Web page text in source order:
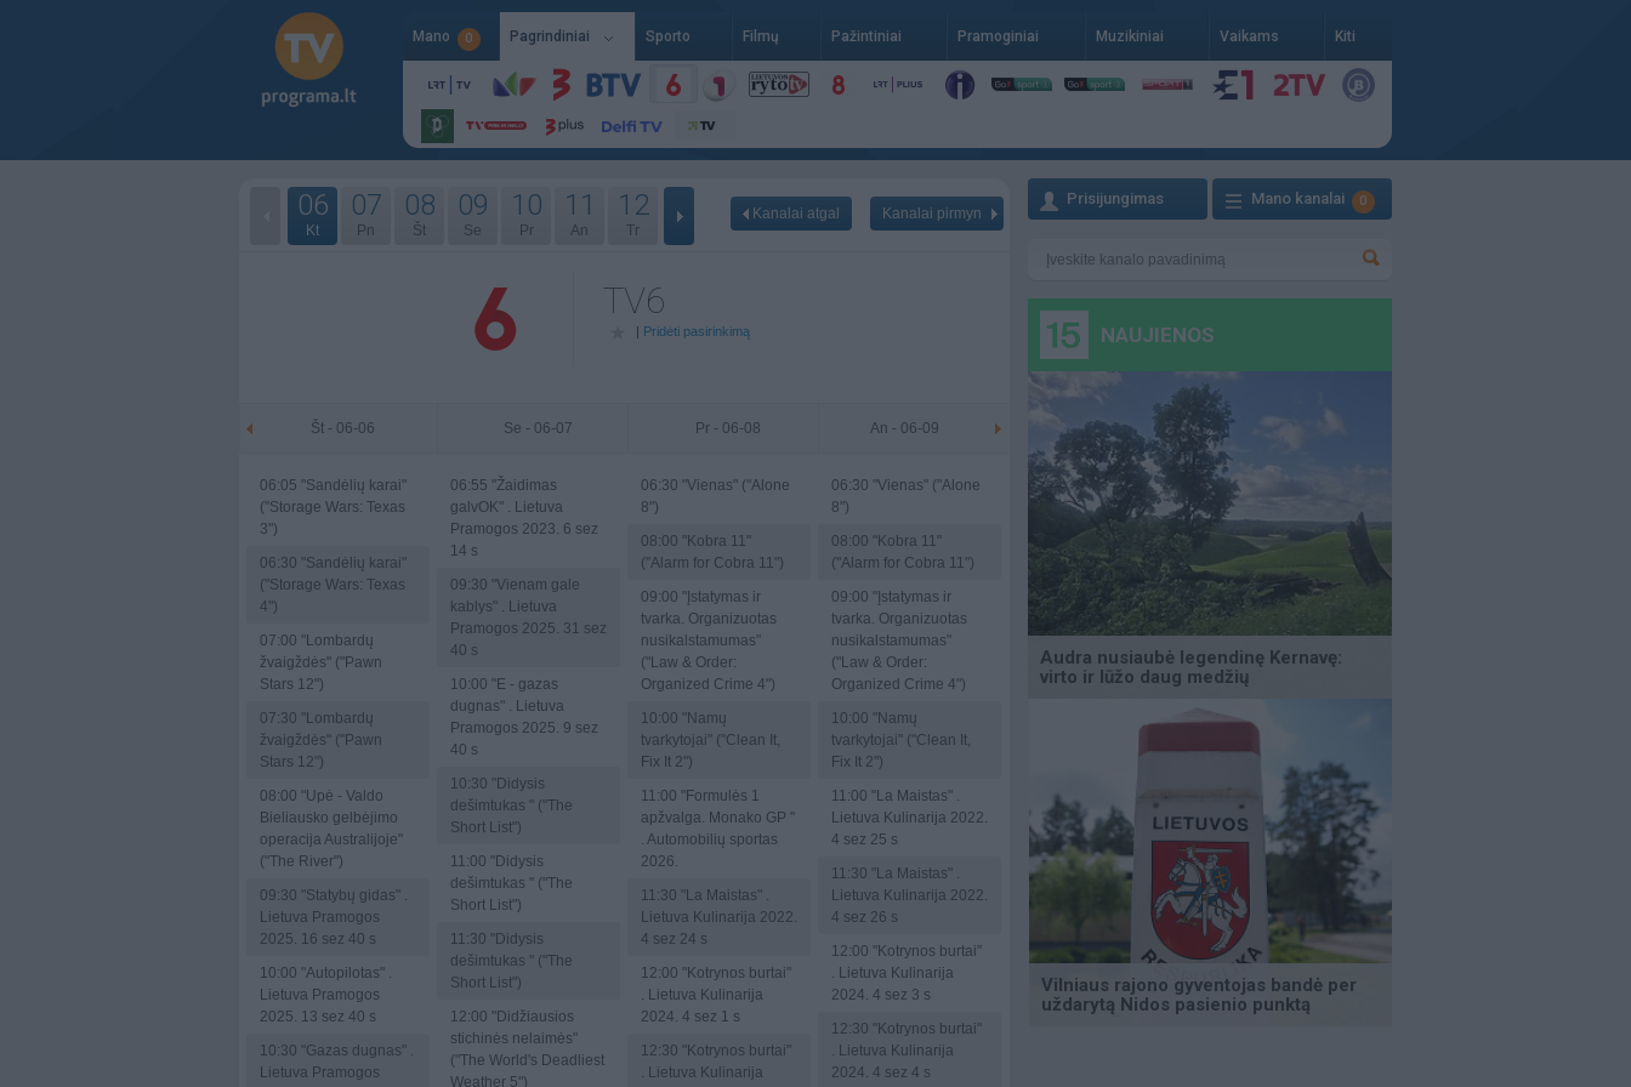
Mano 0 Pagrindiniai Sporto Filmų Pažintiniai Pramoginiai Muzikiniai Vaikams Kiti
06
Kt
07
Pn
08
Št
09
Se
10
Pr
11
An
12
Tr
Kanalai atgal Kanalai pirmyn
TV6
| Pridėti pasirinkimą
Št - 06-06
06:05 "Sandėlių karai"
("Storage Wars: Texas
3")
06:30 "Sandėlių karai"
("Storage Wars: Texas
4")
07:00 "Lombardų
žvaigždės" ("Pawn
Stars 12")
07:30 "Lombardų
žvaigždės" ("Pawn
Stars 12")
08:00 "Upė - Valdo
Bieliausko gelbėjimo
operacija Australijoje"
("The River")
09:30 "Statybų gidas" .
Lietuva Pramogos
2025. 16 sez 40 s
10:00 "Autopilotas" .
Lietuva Pramogos
2025. 13 sez 40 s
10:30 "Gazas dugnas" .
Lietuva Pramogos
Se - 06-07
06:55 "Žaidimas
galvOK" . Lietuva
Pramogos 2023. 6 sez
14 s
09:30 "Vienam gale
kablys" . Lietuva
Pramogos 2025. 31 sez
40 s
10:00 "E - gazas
dugnas" . Lietuva
Pramogos 2025. 9 sez
40 s
10:30 "Didysis
dešimtukas " ("The
Short List")
11:00 "Didysis
dešimtukas " ("The
Short List")
11:30 "Didysis
dešimtukas " ("The
Short List")
12:00 "Didžiausios
stichinės nelaimės"
("The World's Deadliest
Weather 5")
Pr - 06-08
06:30 "Vienas" ("Alone
8")
08:00 "Kobra 11"
("Alarm for Cobra 11")
09:00 "Įstatymas ir
tvarka. Organizuotas
nusikalstamumas"
("Law & Order:
Organized Crime 4")
10:00 "Namų
tvarkytojai" ("Clean It,
Fix It 2")
11:00 "Formulės 1
apžvalga. Monako GP "
. Automobilių sportas
2026.
11:30 "La Maistas" .
Lietuva Kulinarija 2022.
4 sez 24 s
12:00 "Kotrynos burtai"
. Lietuva Kulinarija
2024. 4 sez 1 s
12:30 "Kotrynos burtai"
. Lietuva Kulinarija
An - 06-09
06:30 "Vienas" ("Alone
8")
08:00 "Kobra 11"
("Alarm for Cobra 11")
09:00 "Įstatymas ir
tvarka. Organizuotas
nusikalstamumas"
("Law & Order:
Organized Crime 4")
10:00 "Namų
tvarkytojai" ("Clean It,
Fix It 2")
11:00 "La Maistas" .
Lietuva Kulinarija 2022.
4 sez 25 s
11:30 "La Maistas" .
Lietuva Kulinarija 2022.
4 sez 26 s
12:00 "Kotrynos burtai"
. Lietuva Kulinarija
2024. 4 sez 3 s
12:30 "Kotrynos burtai"
. Lietuva Kulinarija
2024. 4 sez 4 s
Prisijungimas Mano kanalai 0